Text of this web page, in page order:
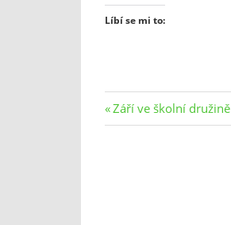
Líbí se mi to:
Navigace
Previous
Post:
Září ve školní družině